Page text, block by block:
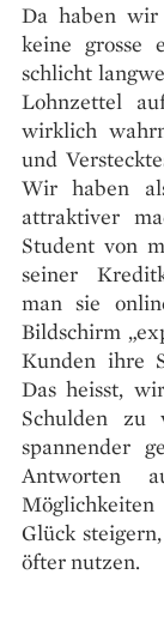
Da haben wir
keine grosse
schlicht
Lohnzettel
wirklich
und
Wir haben
attraktiver
Student von
seiner
man sie
Bildschirm
Kunden ihre
Das heisst,
Schulden zu
spannender
Antworten
Glück
öfter nutzen.